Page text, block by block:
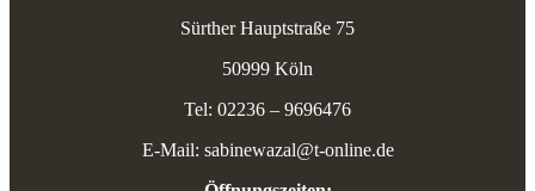
Sürther Hauptstraße 75
50999 Köln
Tel: 02236 – 9696476
E-Mail: sabinewazal@t-online.de